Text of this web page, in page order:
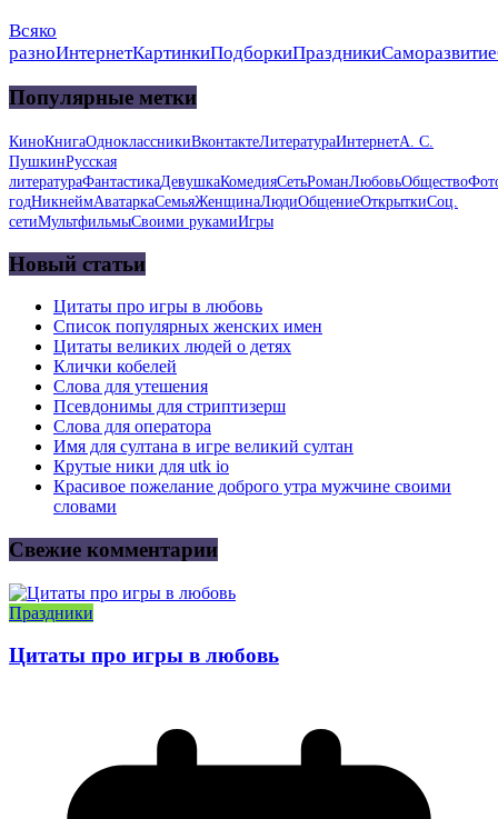
Всяко
разноИнтернетКартинкиПодборкиПраздникиСаморазвитие
Популярные метки
КиноКнигаОдноклассникиВконтактеЛитератураИнтернетА. С.
ПушкинРусская
литератураФантастикаДевушкаКомедияСетьРоманЛюбовьОбщество
годНикнеймАватаркаСемьяЖенщинаЛюдиОбщениеОткрыткиСоц.
сетиМультфильмыСвоими рукамиИгры
Новый статьи
Цитаты про игры в любовь
Список популярных женских имен
Цитаты великих людей о детях
Клички кобелей
Слова для утешения
Псевдонимы для стриптизерш
Слова для оператора
Имя для султана в игре великий султан
Крутые ники для utk io
Красивое пожелание доброго утра мужчине своими
словами
Свежие комментарии
Праздники
Цитаты про игры в любовь